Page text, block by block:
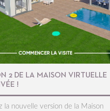
2 DE LA MAISON VIRTUELLE
!
la nouvelle version de la Maison